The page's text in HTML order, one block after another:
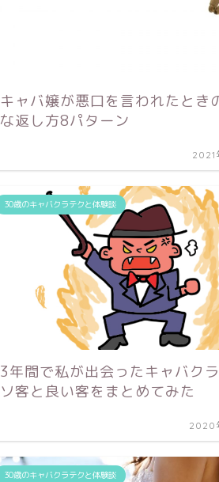
キャバ嬢が悪口を言われたとき
な返し方8パターン
2021
30歳のキャバクラテクと体験談
3年間で私が出会ったキャバク
ソ客と良い客をまとめてみた
2020
30歳のキャバクラテクと体験談